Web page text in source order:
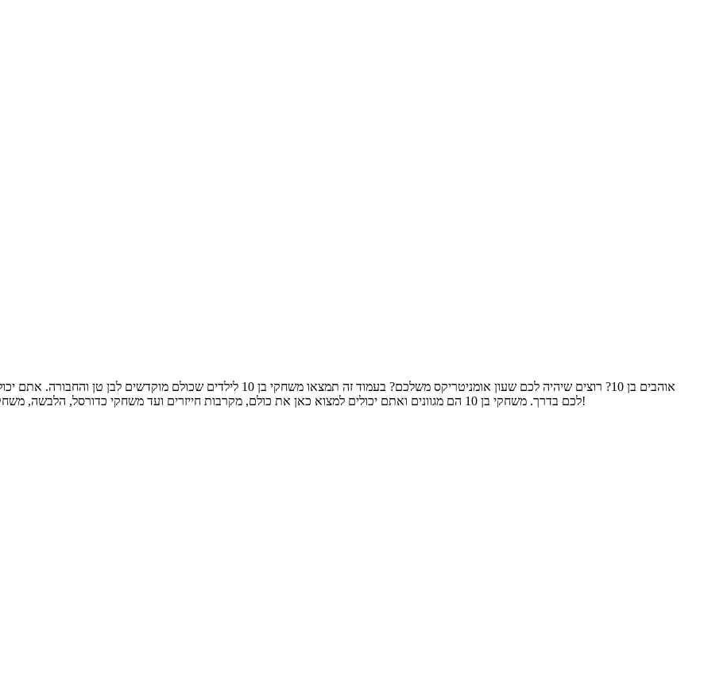
אוהבים בן 10? רוצים שיהיה לכם שעון אומניטריקס משלכם? בעמוד זה תמצאו משחקי
לכם בדרך. משחקי בן 10 הם מגוונים ואתם יכולים למצוא כאן את כולם, מקרבות חייזרים ועד משחקי כדורסל, הלבשה, משחקי חשבון בן 10 ועוד ועוד. כל אחד ימצא משחק שהוא אוהב אז קדימה לשחק!